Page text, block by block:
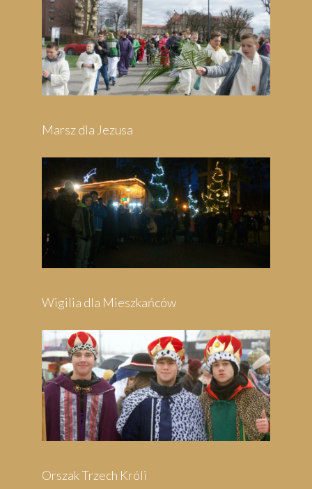
Marsz dla Jezusa
Wigilia dla Mieszkańców
Orszak Trzech Króli